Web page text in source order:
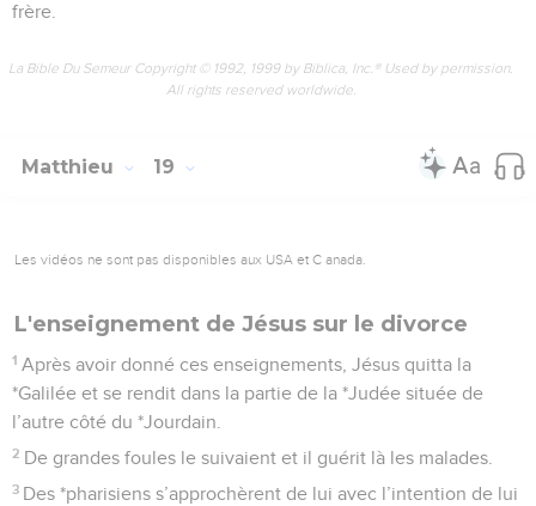
frère.
La Bible Du Semeur Copyright © 1992, 1999 by Biblica, Inc.® Used by permission.
All rights reserved worldwide.
Matthieu 19
Les vidéos ne sont pas disponibles aux USA et C anada.
L'enseignement de Jésus sur le divorce
1 Après avoir donné ces enseignements, Jésus quitta la
*Galilée et se rendit dans la partie de la *Judée située de
l’autre côté du *Jourdain.
2 De grandes foules le suivaient et il guérit là les malades.
3 Des *pharisiens s’approchèrent de lui avec l’intention de lui